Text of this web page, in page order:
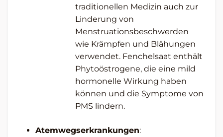
traditionellen Medizin auch zur
Linderung von
Menstruationsbeschwerden
wie Krämpfen und Blähungen
verwendet. Fenchelsaat enthält
Phytoöstrogene, die eine mild
hormonelle Wirkung haben
können und die Symptome von
PMS lindern.
Atemwegserkrankungen: